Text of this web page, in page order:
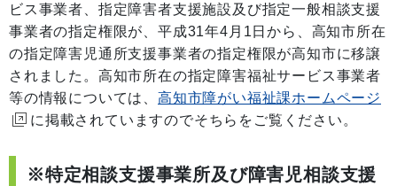
ビス事業者、指定障害者支援施設及び指定一般相談支援
事業者の指定権限が、平成31年4月1日から、高知市所在
の指定障害児通所支援事業者の指定権限が高知市に移譲
されました。高知市所在の指定障害福祉サービス事業者
等の情報については、 高知市障がい福祉課ホームページ
に掲載されていますのでそちらをご覧ください。
※特定相談支援事業所及び障害児相談支援